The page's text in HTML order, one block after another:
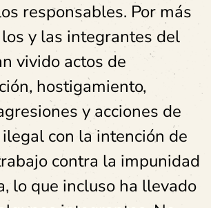
responsables. Por más
y las integrantes del
vivido actos de
hostigamiento,
y acciones de
con la intención de
contra la impunidad
lo que incluso ha llevado